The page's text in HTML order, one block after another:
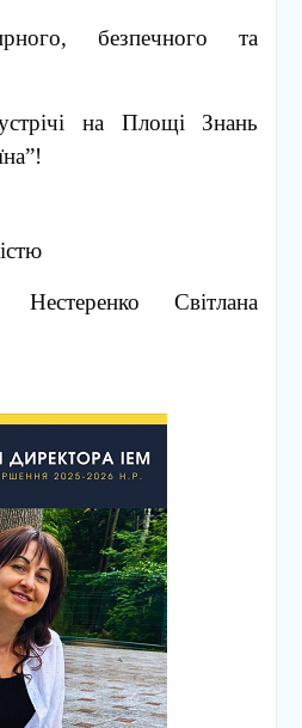
безпечного та
на Площі Знань
Світлана